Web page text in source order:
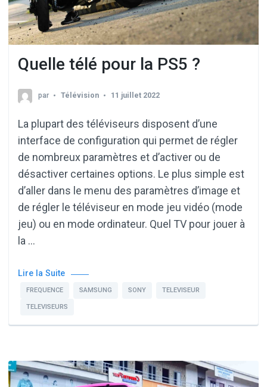
Quelle télé pour la PS5 ?
par Télévision 11 juillet 2022
La plupart des téléviseurs disposent d’une
interface de configuration qui permet de régler
de nombreux paramètres et d’activer ou de
désactiver certaines options. Le plus simple est
d’aller dans le menu des paramètres d’image et
de régler le téléviseur en mode jeu vidéo (mode
jeu) ou en mode ordinateur. Quel TV pour jouer à
la …
Lire la Suite
FREQUENCE SAMSUNG SONY TELEVISEUR
TELEVISEURS